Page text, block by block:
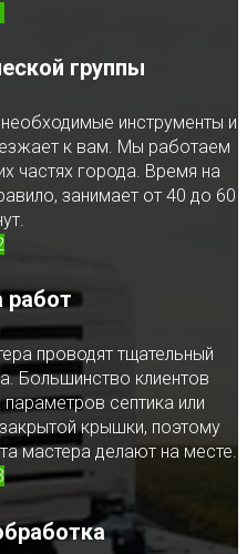
группы
инструменты и
к вам. Мы работаем
частях города. Время на
занимает от 40 до 60
работ
проводят тщательный
Большинство клиентов
септика или
крышки, поэтому
мастера делают на месте.